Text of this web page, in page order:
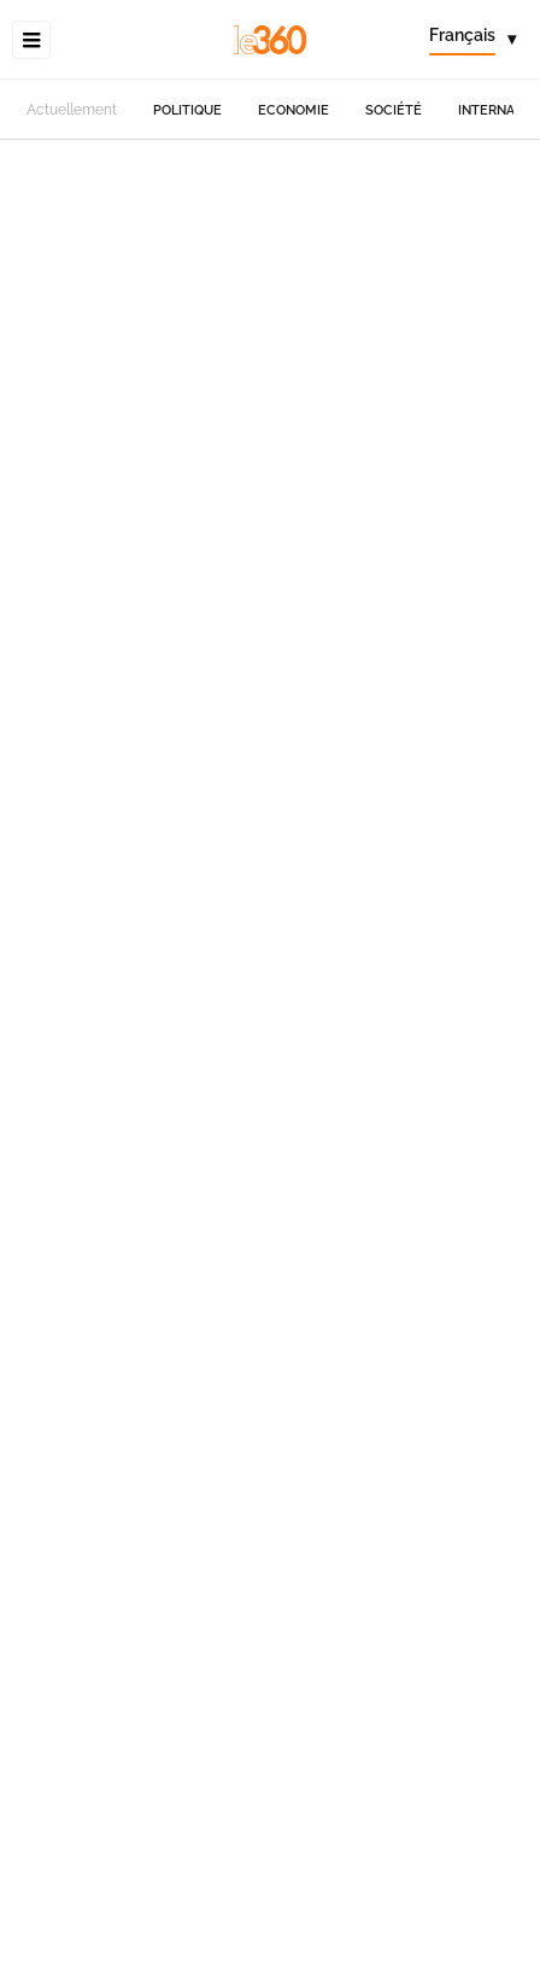
Français ▾
Actuellement POLITIQUE ECONOMIE SOCIÉTÉ